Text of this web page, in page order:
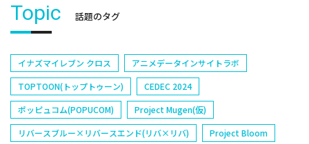
Topic 話題のタグ
イナズマイレブン クロス
アニメデータインサイトラボ
TOPTOON(トップトゥーン)
CEDEC 2024
ポッピュコム(POPUCOM)
Project Mugen(仮)
リバースブルー×リバースエンド(リバ×リバ)
Project Bloom